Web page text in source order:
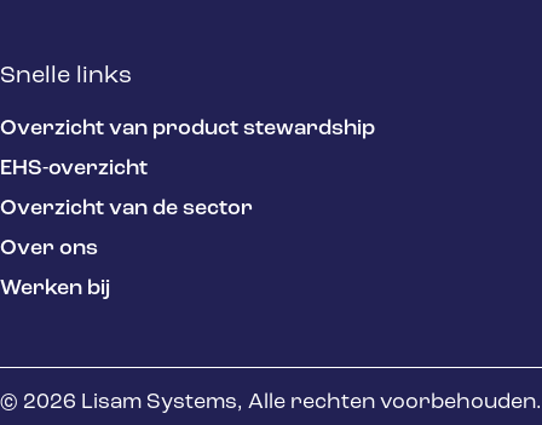
Snelle links
Overzicht van product stewardship
EHS-overzicht
Overzicht van de sector
Over ons
Werken bij
© 2026 Lisam Systems, Alle rechten voorbehouden.